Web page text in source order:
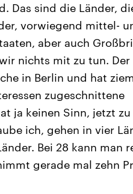
Das sind die Länder,
vorwiegend mittel-
aber auch
nichts mit zu tun.
in Berlin und hat
zugeschnittene
ja keinen Sinn, jetzt zu
ich, gehen in vier
Bei 28 kann man
gerade mal zehn